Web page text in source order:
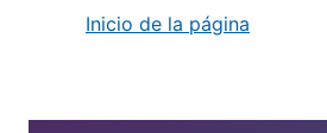
Inicio de la página